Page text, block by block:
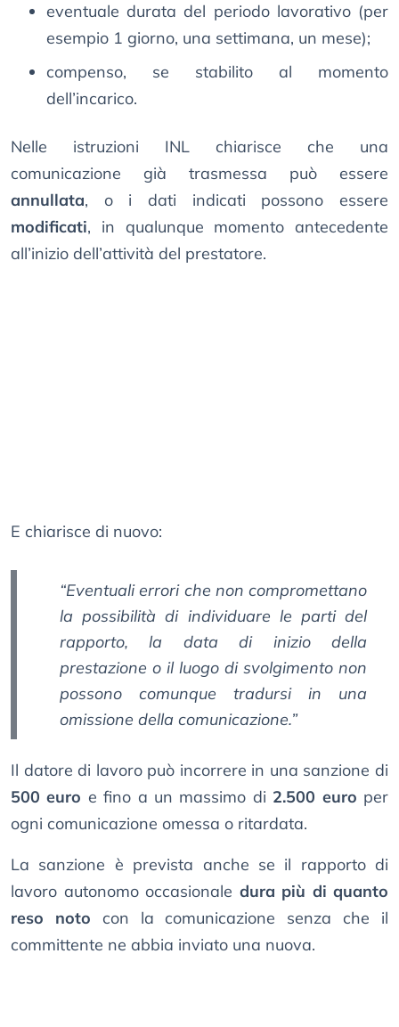
eventuale durata del periodo lavorativo (per
esempio 1 giorno, una settimana, un mese);
compenso, se stabilito al momento
dell’incarico.
Nelle istruzioni INL chiarisce che una
comunicazione già trasmessa può essere
annullata, o i dati indicati possono essere
modificati, in qualunque momento antecedente
all’inizio dell’attività del prestatore.
E chiarisce di nuovo:
“Eventuali errori che non compromettano
la possibilità di individuare le parti del
rapporto, la data di inizio della
prestazione o il luogo di svolgimento non
possono comunque tradursi in una
omissione della comunicazione.”
Il datore di lavoro può incorrere in una sanzione di
500 euro e fino a un massimo di 2.500 euro per
ogni comunicazione omessa o ritardata.
La sanzione è prevista anche se il rapporto di
lavoro autonomo occasionale dura più di quanto
reso noto con la comunicazione senza che il
committente ne abbia inviato una nuova.